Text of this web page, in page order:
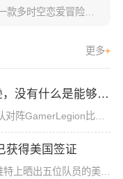
更多+
Magisk：我们需要保持谦逊，没有什么是能够轻松获得的
在IEM 达拉斯站四分之一决赛Falcons战队对阵GamerLegion比赛前，Falcons步枪手Magisk接受了赛前采访，谈到了关于小组赛胜者组决赛不敌MOUZ的原因，以及对本次赛事的期望。关
获得美国签证
BESTIA创始人兼首席执行官PapoMC在推特上晒出五位队员的美签页面并表示： "正如我们一贯强调的，我们已备妥签证，随时可以参赛。 "5月22日，BLAST官方宣布将由Legacy战队顶替当时签证并未